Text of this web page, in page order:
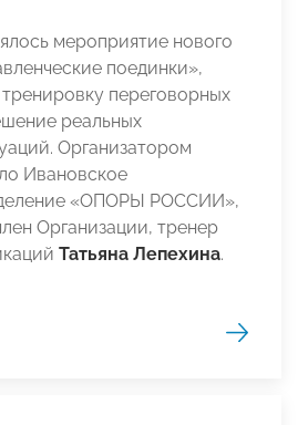
мероприятие нового
поединки»,
переговорных
реальных
Организатором
Ивановское
«ОПОРЫ РОССИИ»,
Организации, тренер
Татьяна Лепехина.